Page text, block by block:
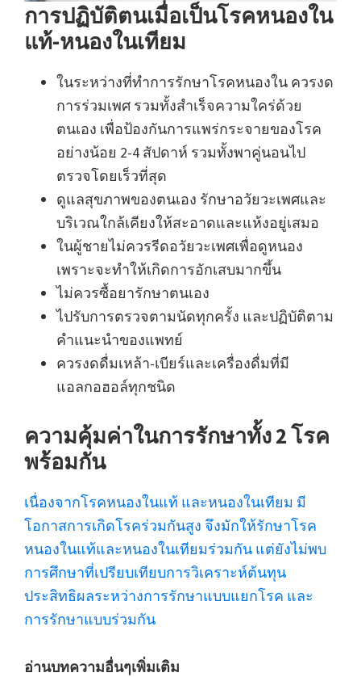
การปฏิบัติตนเมื่อเป็นโรคหนองใน
แท้-หนองในเทียม
ในระหว่างที่ทำการรักษาโรคหนองใน ควรงด
การร่วมเพศ รวมทั้งสำเร็จความใคร่ด้วย
ตนเอง เพื่อป้องกันการแพร่กระจายของโรค
อย่างน้อย 2-4 สัปดาห์ รวมทั้งพาคู่นอนไป
ตรวจโดยเร็วที่สุด
ดูแลสุขภาพของตนเอง รักษาอวัยวะเพศและ
บริเวณใกล้เคียงให้สะอาดและแห้งอยู่เสมอ
ในผู้ชายไม่ควรรีดอวัยวะเพศเพื่อดูหนอง
เพราะจะทำให้เกิดการอักเสบมากขึ้น
ไม่ควรซื้อยารักษาตนเอง
ไปรับการตรวจตามนัดทุกครั้ง และปฏิบัติตาม
คำแนะนำของแพทย์
ควรงดดื่มเหล้า-เบียร์และเครื่องดื่มที่มี
แอลกอฮอล์ทุกชนิด
ความคุ้มค่าในการรักษาทั้ง 2 โรค
พร้อมกัน
เนื่องจากโรคหนองในแท้ และหนองในเทียม มี
โอกาสการเกิดโรคร่วมกันสูง จึงมักให้รักษาโรค
หนองในแท้และหนองในเทียมร่วมกัน แต่ยังไม่พบ
การศึกษาที่เปรียบเทียบการวิเคราะห์ต้นทุน
ประสิทธิผลระหว่างการรักษาแบบแยกโรค และ
การรักษาแบบร่วมกัน
อ่านบทความอื่นๆเพิ่มเติม